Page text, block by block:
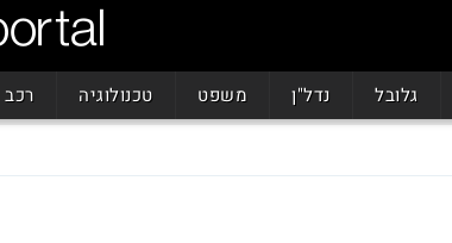
גלובל נדל"ן משפט טכנולוגיה רכב